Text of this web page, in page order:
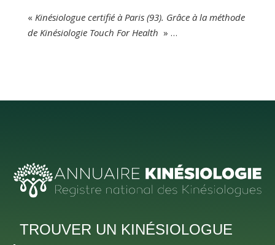
« Kinésiologue certifié à Paris (93). Grâce à la méthode
de Kinésiologie Touch For Health » …
TROUVER UN KINÉSIOLOGUE